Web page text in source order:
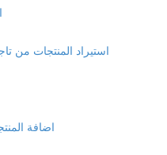
استيراد المنتجات من
اضافة